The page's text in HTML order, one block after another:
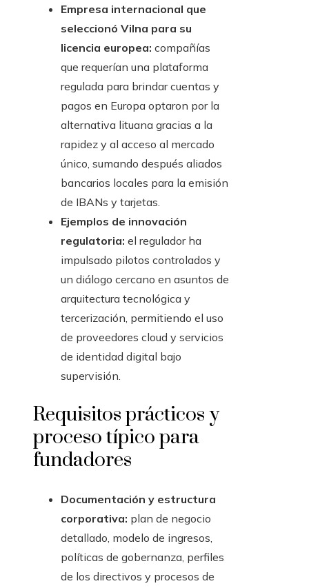
Empresa internacional que
seleccionó Vilna para su
licencia europea: compañías
que requerían una plataforma
regulada para brindar cuentas y
pagos en Europa optaron por la
alternativa lituana gracias a la
rapidez y al acceso al mercado
único, sumando después aliados
bancarios locales para la emisión
de IBANs y tarjetas.
Ejemplos de innovación
regulatoria: el regulador ha
impulsado pilotos controlados y
un diálogo cercano en asuntos de
arquitectura tecnológica y
tercerización, permitiendo el uso
de proveedores cloud y servicios
de identidad digital bajo
supervisión.
Requisitos prácticos y
proceso típico para
fundadores
Documentación y estructura
corporativa: plan de negocio
detallado, modelo de ingresos,
políticas de gobernanza, perfiles
de los directivos y procesos de